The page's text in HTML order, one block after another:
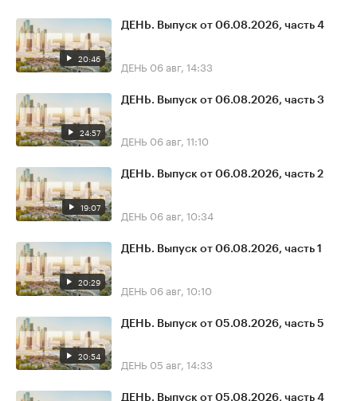
20:46
ДЕНЬ. Выпуск от 06.08.2026, часть 4
ДЕНЬ 06 авг, 14:33
24:57
ДЕНЬ. Выпуск от 06.08.2026, часть 3
ДЕНЬ 06 авг, 11:10
19:07
ДЕНЬ. Выпуск от 06.08.2026, часть 2
ДЕНЬ 06 авг, 10:34
20:29
ДЕНЬ. Выпуск от 06.08.2026, часть 1
ДЕНЬ 06 авг, 10:10
20:54
ДЕНЬ. Выпуск от 05.08.2026, часть 5
ДЕНЬ 05 авг, 14:33
ДЕНЬ. Выпуск от 05.08.2026, часть 4